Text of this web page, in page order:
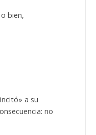
bien,
a su
no